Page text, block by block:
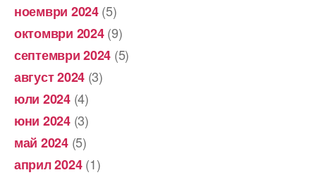
ноември 2024(5)
октомври 2024(9)
септември 2024 (5)
август 2024 (3)
юли 2024(4)
юни 2024(3)
май 2024(5)
април 2024(1)